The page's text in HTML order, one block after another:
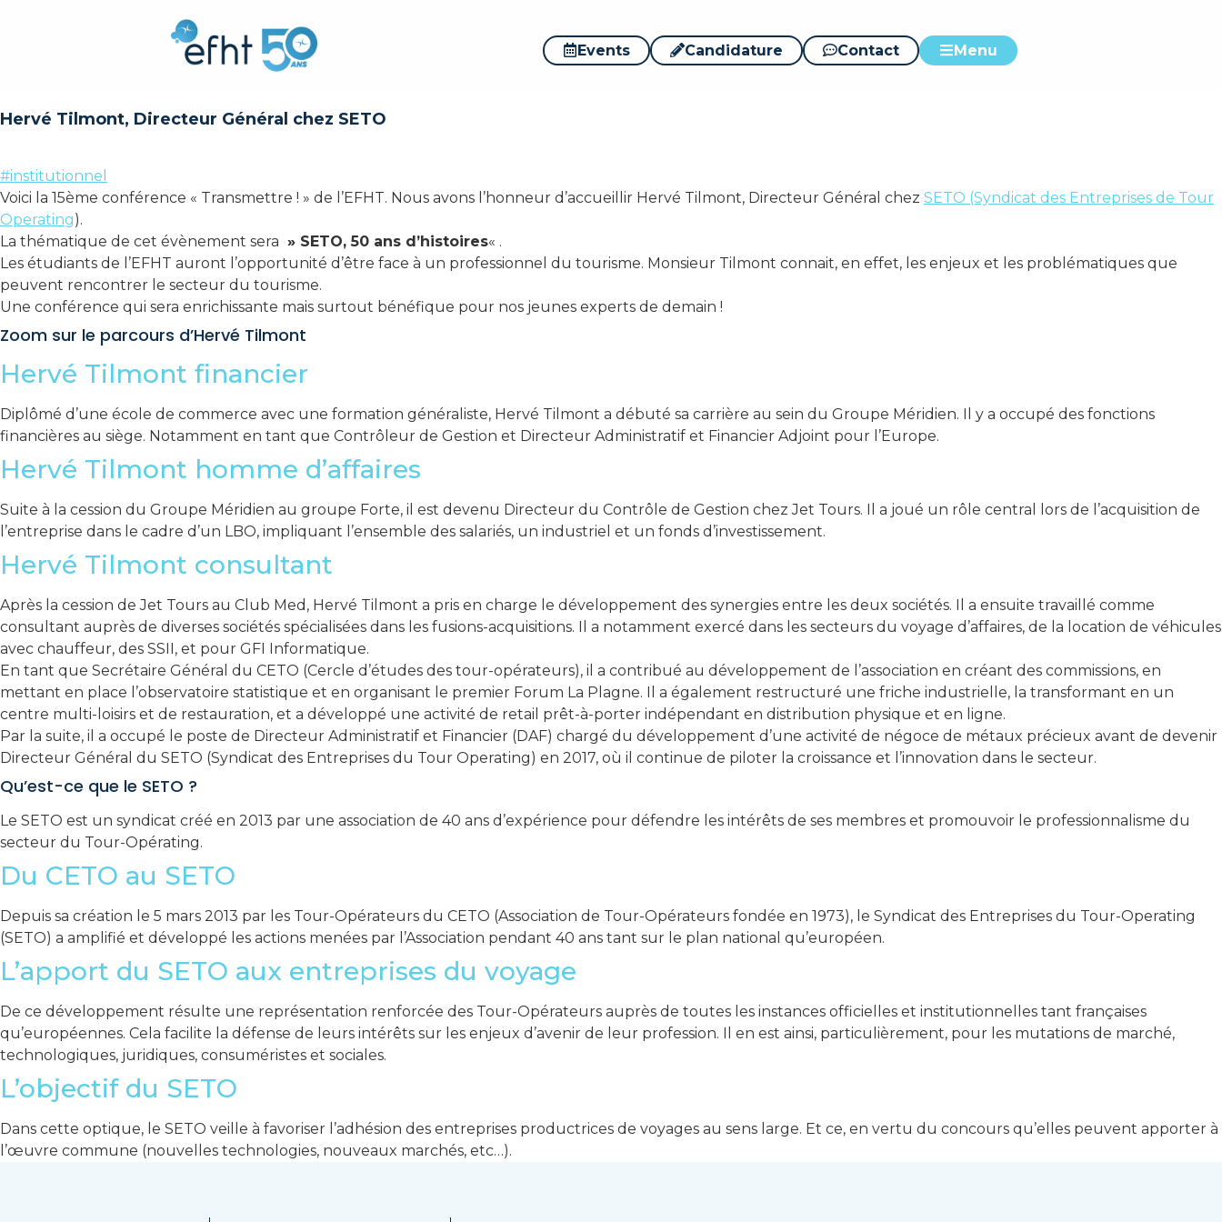
Events Candidature Contact Menu
Hervé Tilmont du SETO pour la 15ème conférence
« Transmettre ! »
Hervé Tilmont, Directeur Général chez SETO
#institutionnel
Voici la 15ème conférence « Transmettre ! » de l’EFHT. Nous avons l’honneur d’accueillir Hervé Tilmont, Directeur Général chez SETO (Syndicat des Entreprises de Tour
Operating).
La thématique de cet évènement sera » SETO, 50 ans d’histoires« .
Les étudiants de l’EFHT auront l’opportunité d’être face à un professionnel du tourisme. Monsieur Tilmont connait, en effet, les enjeux et les problématiques que
peuvent rencontrer le secteur du tourisme.
Une conférence qui sera enrichissante mais surtout bénéfique pour nos jeunes experts de demain !
Zoom sur le parcours d’Hervé Tilmont
Hervé Tilmont financier
Diplômé d’une école de commerce avec une formation généraliste, Hervé Tilmont a débuté sa carrière au sein du Groupe Méridien. Il y a occupé des fonctions
financières au siège. Notamment en tant que Contrôleur de Gestion et Directeur Administratif et Financier Adjoint pour l’Europe.
Hervé Tilmont homme d’affaires
Suite à la cession du Groupe Méridien au groupe Forte, il est devenu Directeur du Contrôle de Gestion chez Jet Tours. Il a joué un rôle central lors de l’acquisition de
l’entreprise dans le cadre d’un LBO, impliquant l’ensemble des salariés, un industriel et un fonds d’investissement.
Hervé Tilmont consultant
Après la cession de Jet Tours au Club Med, Hervé Tilmont a pris en charge le développement des synergies entre les deux sociétés. Il a ensuite travaillé comme
consultant auprès de diverses sociétés spécialisées dans les fusions-acquisitions. Il a notamment exercé dans les secteurs du voyage d’affaires, de la location de véhicules
avec chauffeur, des SSII, et pour GFI Informatique.
En tant que Secrétaire Général du CETO (Cercle d’études des tour-opérateurs), il a contribué au développement de l’association en créant des commissions, en
mettant en place l’observatoire statistique et en organisant le premier Forum La Plagne. Il a également restructuré une friche industrielle, la transformant en un
centre multi-loisirs et de restauration, et a développé une activité de retail prêt-à-porter indépendant en distribution physique et en ligne.
Par la suite, il a occupé le poste de Directeur Administratif et Financier (DAF) chargé du développement d’une activité de négoce de métaux précieux avant de devenir
Directeur Général du SETO (Syndicat des Entreprises du Tour Operating) en 2017, où il continue de piloter la croissance et l’innovation dans le secteur.
Qu’est-ce que le SETO ?
Le SETO est un syndicat créé en 2013 par une association de 40 ans d’expérience pour défendre les intérêts de ses membres et promouvoir le professionnalisme du
secteur du Tour-Opérating.
Du CETO au SETO
Depuis sa création le 5 mars 2013 par les Tour-Opérateurs du CETO (Association de Tour-Opérateurs fondée en 1973), le Syndicat des Entreprises du Tour-Operating
(SETO) a amplifié et développé les actions menées par l’Association pendant 40 ans tant sur le plan national qu’européen.
L’apport du SETO aux entreprises du voyage
De ce développement résulte une représentation renforcée des Tour-Opérateurs auprès de toutes les instances officielles et institutionnelles tant françaises
qu’européennes. Cela facilite la défense de leurs intérêts sur les enjeux d’avenir de leur profession. Il en est ainsi, particulièrement, pour les mutations de marché,
technologiques, juridiques, consuméristes et sociales.
L’objectif du SETO
Dans cette optique, le SETO veille à favoriser l’adhésion des entreprises productrices de voyages au sens large. Et ce, en vertu du concours qu’elles peuvent apporter à
l’œuvre commune (nouvelles technologies, nouveaux marchés, etc…).